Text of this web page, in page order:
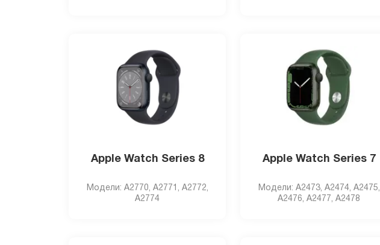
Apple Watch Series 8
Модели: A2770, A2771, A2772,
A2774
Apple Watch Series 7
Модели: A2473, A2474, A2475,
A2476, A2477, A2478